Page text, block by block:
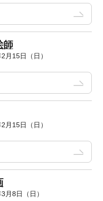
師
月15日（日）
月15日（日）
月8日（日）